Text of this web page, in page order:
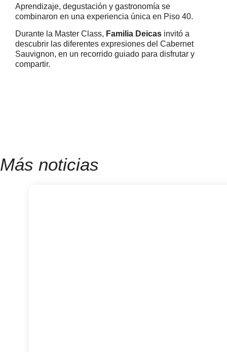
Aprendizaje, degustación y gastronomía se
combinaron en una experiencia única en Piso 40.
Durante la Master Class, Familia Deicas invitó a
descubrir las diferentes expresiones del Cabernet
Sauvignon, en un recorrido guiado para disfrutar y
compartir.
Más noticias